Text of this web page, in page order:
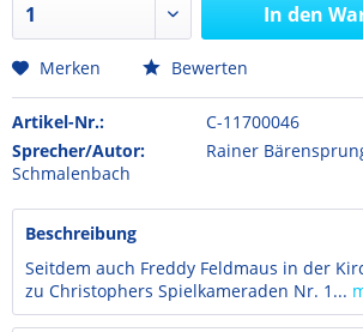
In den
Merken Bewerten
Artikel-Nr.:
C-11700046
Sprecher/Autor:
Rainer
Schmalenbach
Beschreibung
Seitdem auch Freddy Feldmaus in der
zu Christophers Spielkameraden Nr. 1...